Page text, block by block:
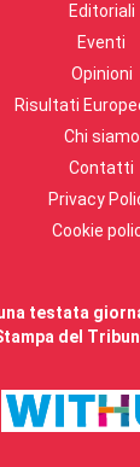
Editoriali
Eventi
Opinioni
Risultati
Chi siamo
Contatti
Privacy
Cookie
una testata
del